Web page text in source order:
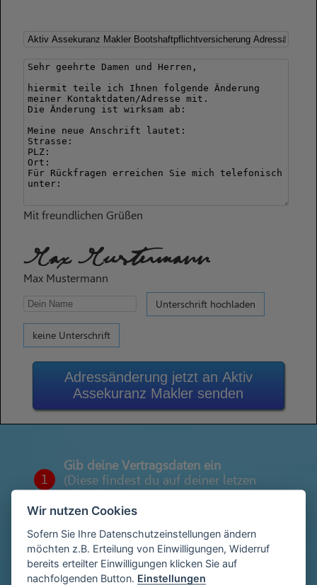
Mit freundlichen Grüßen
Max Mustermann
Max Mustermann
Unterschrift hochladen
keine Unterschrift
Adressänderung jetzt an Aktiv
Assekuranz Makler senden
1
Gib deine Vertragsdaten ein
(Diese findest du auf deiner letzen
Abrechnung)
2
Gib deinen Namen und deine Adresse
ein
Wir nutzen Cookies
Sofern Sie Ihre Datenschutzeinstellungen ändern
möchten z.B. Erteilung von Einwilligungen, Widerruf
bereits erteilter Einwilligungen klicken Sie auf
nachfolgenden Button. Einstellungen